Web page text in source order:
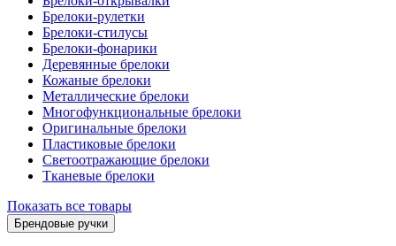
Брелоки-рулетки
Брелоки-стилусы
Брелоки-фонарики
Деревянные брелоки
Кожаные брелоки
Металлические брелоки
Многофункциональные брелоки
Оригинальные брелоки
Пластиковые брелоки
Светоотражающие брелоки
Тканевые брелоки
Показать все товары
Брендовые ручки